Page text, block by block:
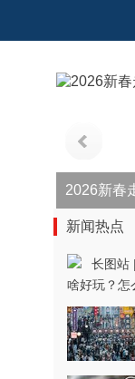
2026新春
新闻热点
长图站
啥好玩？